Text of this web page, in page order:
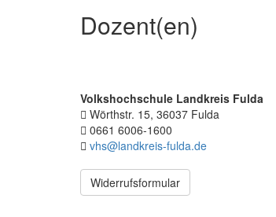
Dozent(en)
Volkshochschule Landkreis Fulda
Wörthstr. 15, 36037 Fulda
0661 6006-1600
vhs@landkreis-fulda.de
Widerrufsformular